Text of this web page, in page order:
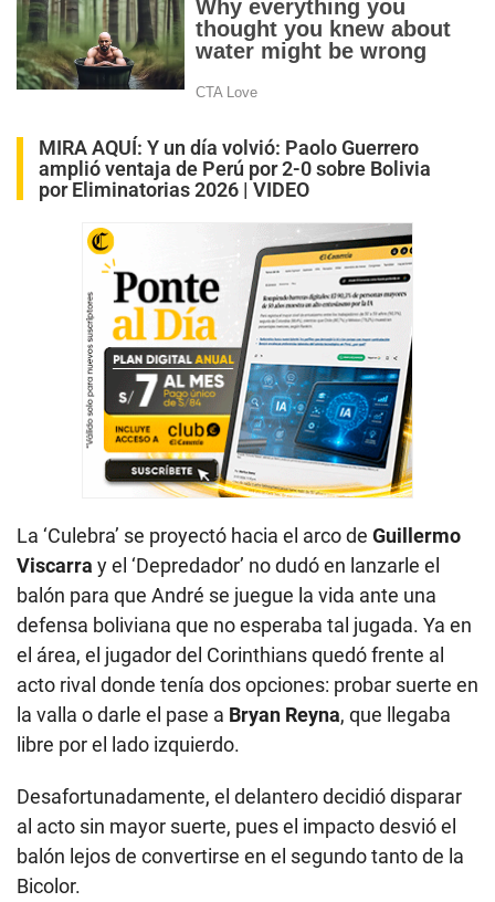
MIRA AQUÍ: Y un día volvió: Paolo Guerrero
amplió ventaja de Perú por 2-0 sobre Bolivia
por Eliminatorias 2026 | VIDEO
La ‘Culebra’ se proyectó hacia el arco de Guillermo
Viscarra y el ‘Depredador’ no dudó en lanzarle el
balón para que André se juegue la vida ante una
defensa boliviana que no esperaba tal jugada. Ya en
el área, el jugador del Corinthians quedó frente al
acto rival donde tenía dos opciones: probar suerte en
la valla o darle el pase a Bryan Reyna, que llegaba
libre por el lado izquierdo.
Desafortunadamente, el delantero decidió disparar
al acto sin mayor suerte, pues el impacto desvió el
balón lejos de convertirse en el segundo tanto de la
Bicolor.